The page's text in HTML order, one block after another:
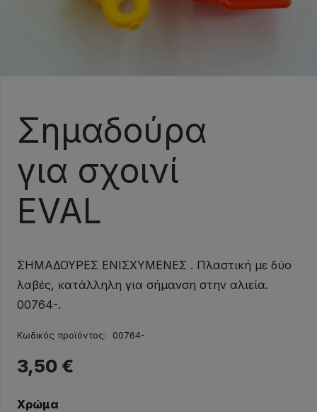
Σημαδούρα
για σχοινί
EVAL
ΣΗΜΑΔΟΥΡΕΣ ΕΝΙΣΧΥΜΕΝΕΣ . Πλαστική με δύο
λαβές, κατάλληλη για σήμανση στην αλιεία.
00764-.
Κωδικός προϊόντος: 00764-
3,50 €
Χρώμα